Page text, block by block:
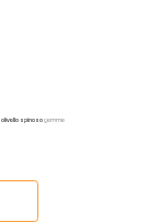
olivello spinosogemme